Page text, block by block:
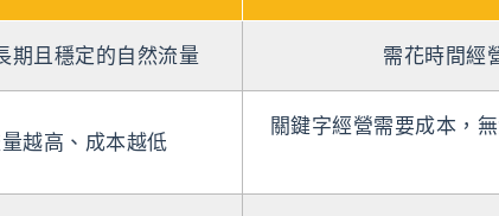
期且穩定的自然流量 需花時間經
越高、成本越低
關鍵字經營需要成本，